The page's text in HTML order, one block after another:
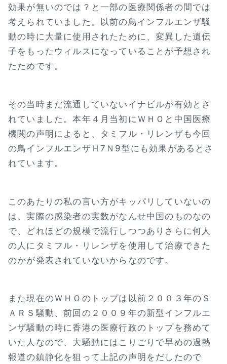
効果が無いのでは？と一部の医療関係者の間では
考えられていました。以前の鳥インフルエンザ騒
動の時に大量に使用されたために、変異した遺伝
子をもったウィルスになっていることが予想され
たためです。
その当時まだ流通していないイナビルが有効とさ
れていました。本年４月当初にＷＨＯと中国医療
機関の声明によると、タミフル・リレンザも今回
の鳥インフルエンザＨ7Ｎ9型にも効果があるとさ
れています。
このあたりの私の言い方がキッパリしていないの
は、実際の感染者の実数がなんせ中国のものなの
で、どれほどの規模で流行しつつありさらに何人
の人にタミフル・リレンザを使用して治療できた
のかが発表されていないからなのです。
また現在のＷＨＯのトップは以前２００３年のＳ
ＡＲＳ騒動、前回の２００９年の新型インフルエ
ンザ騒動の時に香港の医療行政のトップを務めて
いた人なので、大騒動にはこりごりで早めの過熱
報道の鎮静化を狙って上記の声明をだしたので